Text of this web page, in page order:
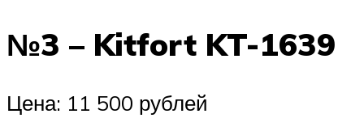
№3 – Kitfort KT-1639
Цена: 11 500 рублей